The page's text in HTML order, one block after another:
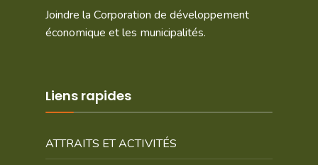
Joindre la Corporation de développement
économique et les municipalités.
Liens rapides
ATTRAITS ET ACTIVITÉS